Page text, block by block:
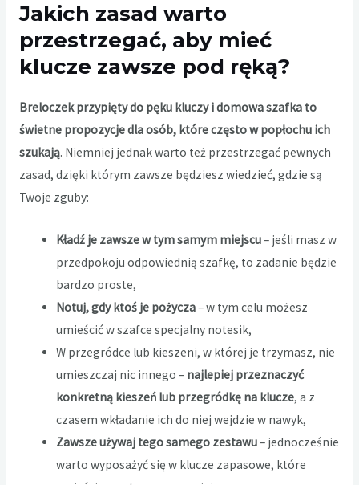
Jakich zasad warto
przestrzegać, aby mieć
klucze zawsze pod ręką?
Breloczek przypięty do pęku kluczy i domowa szafka to
świetne propozycje dla osób, które często w popłochu ich
szukają. Niemniej jednak warto też przestrzegać pewnych
zasad, dzięki którym zawsze będziesz wiedzieć, gdzie są
Twoje zguby:
Kładź je zawsze w tym samym miejscu– jeśli masz w
przedpokoju odpowiednią szafkę, to zadanie będzie
bardzo proste,
Notuj, gdy ktoś je pożycza– w tym celu możesz
umieścić w szafce specjalny notesik,
W przegródce lub kieszeni, w której je trzymasz, nie
umieszczaj nic innego – najlepiej przeznaczyć
konkretną kieszeń lub przegródkę na klucze, a z
czasem wkładanie ich do niej wejdzie w nawyk,
Zawsze używaj tego samego zestawu– jednocześnie
warto wyposażyć się w klucze zapasowe, które